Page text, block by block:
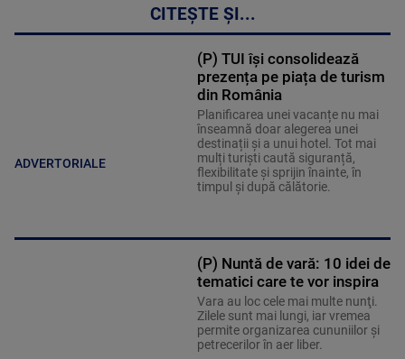
CITEȘTE ȘI...
ADVERTORIALE
(P) TUI își consolidează
prezența pe piața de turism
din România
Planificarea unei vacanțe nu mai
înseamnă doar alegerea unei
destinații și a unui hotel. Tot mai
mulți turiști caută siguranță,
flexibilitate și sprijin înainte, în
timpul și după călătorie.
(P) Nuntă de vară: 10 idei de
tematici care te vor inspira
Vara au loc cele mai multe nunţi.
Zilele sunt mai lungi, iar vremea
permite organizarea cununiilor şi
petrecerilor în aer liber.